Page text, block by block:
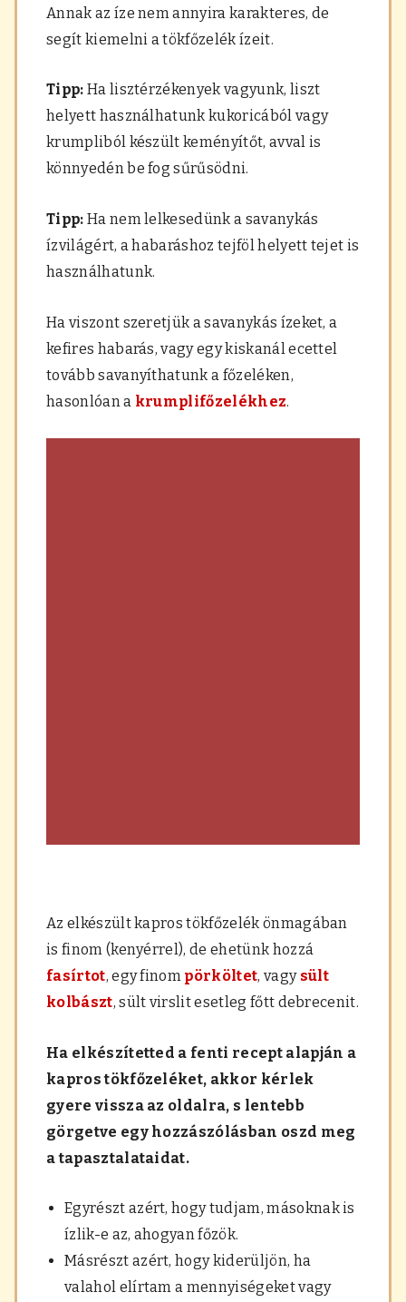
Annak az íze nem annyira karakteres, de
segít kiemelni a tökfőzelék ízeit.
Tipp: Ha lisztérzékenyek vagyunk, liszt
helyett használhatunk kukoricából vagy
krumpliból készült keményítőt, avval is
könnyedén be fog sűrűsödni.
Tipp: Ha nem lelkesedünk a savanykás
ízvilágért, a habaráshoz tejföl helyett tejet is
használhatunk.
Ha viszont szeretjük a savanykás ízeket, a
kefires habarás, vagy egy kiskanál ecettel
tovább savanyíthatunk a főzeléken,
hasonlóan a krumplifőzelékhez.
Az elkészült kapros tökfőzelék önmagában
is finom (kenyérrel), de ehetünk hozzá
fasírtot, egy finom pörköltet, vagy sült
kolbászt, sült virslit esetleg főtt debrecenit.
Ha elkészítetted a fenti recept alapján a
kapros tökfőzeléket, akkor kérlek
gyere vissza az oldalra, s lentebb
görgetve egy hozzászólásban oszd meg
a tapasztalataidat.
Egyrészt azért, hogy tudjam, másoknak is
ízlik-e az, ahogyan főzök.
Másrészt azért, hogy kiderüljön, ha
valahol elírtam a mennyiségeket vagy